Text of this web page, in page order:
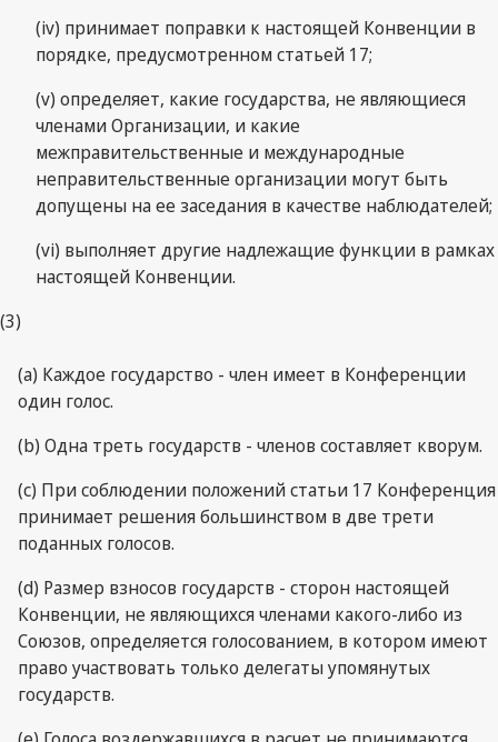
(iv) принимает поправки к настоящей Конвенции в
порядке, предусмотренном статьей 17;
(v) определяет, какие государства, не являющиеся
членами Организации, и какие
межправительственные и международные
неправительственные организации могут быть
допущены на ее заседания в качестве наблюдателей;
(vi) выполняет другие надлежащие функции в рамках
настоящей Конвенции.
(3)
(a) Каждое государство - член имеет в Конференции
один голос.
(b) Одна треть государств - членов составляет кворум.
(c) При соблюдении положений статьи 17 Конференция
принимает решения большинством в две трети
поданных голосов.
(d) Размер взносов государств - сторон настоящей
Конвенции, не являющихся членами какого-либо из
Союзов, определяется голосованием, в котором имеют
право участвовать только делегаты упомянутых
государств.